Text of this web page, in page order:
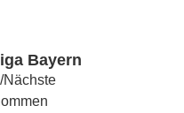
Bayern
Nächste